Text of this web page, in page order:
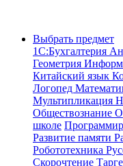
Выбрать предмет
1С:Бухгалтерия
Геометрия
Китайский язык
Логопед
Мультипликация
Обществознание
школе
Развитие памяти
Робототехника
Скорочтение